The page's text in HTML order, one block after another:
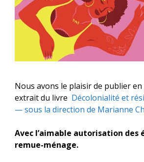
Nous avons le plaisir de publier
extrait du livre Décolonialité et
— sous la direction de Marianne
Avec l’aimable autorisation des
remue-ménage.